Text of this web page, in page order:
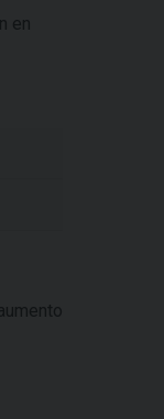
en